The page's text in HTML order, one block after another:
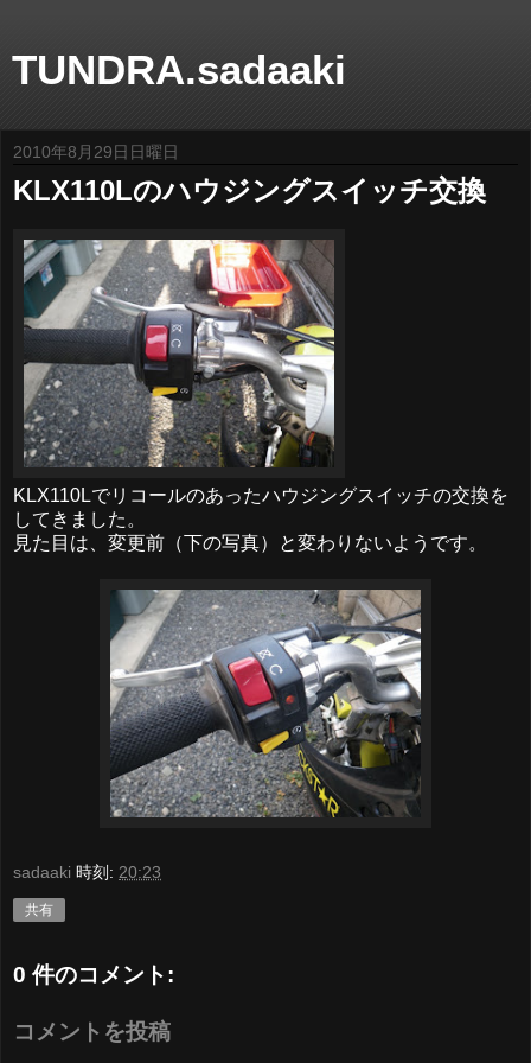
TUNDRA.sadaaki
2010年8月29日日曜日
KLX110Lのハウジングスイッチ交換
KLX110Lでリコールのあったハウジングスイッチの交換を
してきました。
見た目は、変更前（下の写真）と変わりないようです。
sadaaki 時刻: 20:23
共有
0 件のコメント:
コメントを投稿